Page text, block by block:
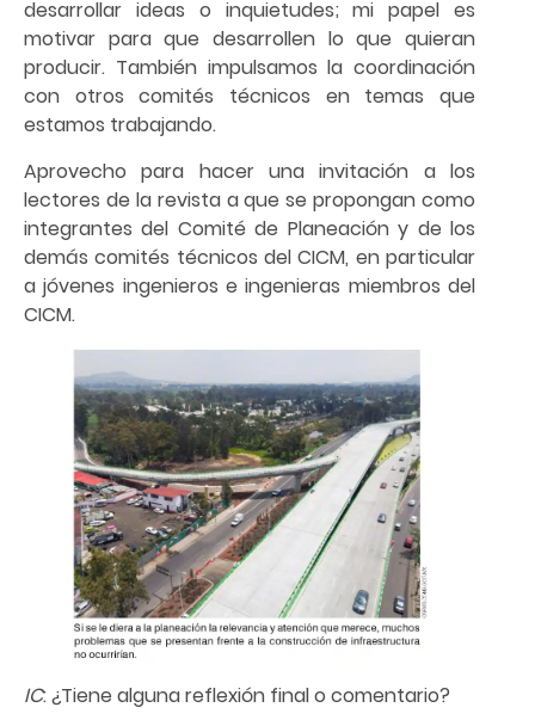
desarrollar ideas o inquietudes; mi papel es
motivar para que desarrollen lo que quieran
producir. También impulsamos la coordinación
con otros comités técnicos en temas que
estamos trabajando.
Aprovecho para hacer una invitación a los
lectores de la revista a que se propongan como
integrantes del Comité de Planeación y de los
demás comités técnicos del CICM, en particular
a jóvenes ingenieros e ingenieras miembros del
CICM.
IC: ¿Tiene alguna reflexión final o comentario?